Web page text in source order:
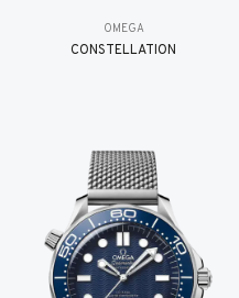
OMEGA
CONSTELLATION